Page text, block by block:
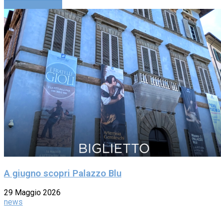
A giugno scopri Palazzo Blu
29 Maggio 2026
news